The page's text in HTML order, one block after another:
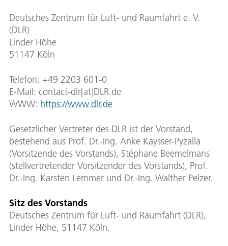
Deutsches Zentrum für Luft- und Raumfahrt e. V.
(DLR)
Linder Höhe
51147 Köln
Telefon: +49 2203 601-0
E-Mail: contact-dlr[at]DLR.de
WWW: https://www.dlr.de
Gesetzlicher Vertreter des DLR ist der Vorstand,
bestehend aus Prof. Dr.-Ing. Anke Kaysser-Pyzalla
(Vorsitzende des Vorstands), Stéphane Beemelmans
(stellvertretender Vorsitzender des Vorstands), Prof.
Dr.-Ing. Karsten Lemmer und Dr.-Ing. Walther Pelzer.
Sitz des Vorstands
Deutsches Zentrum für Luft- und Raumfahrt (DLR),
Linder Höhe, 51147 Köln.